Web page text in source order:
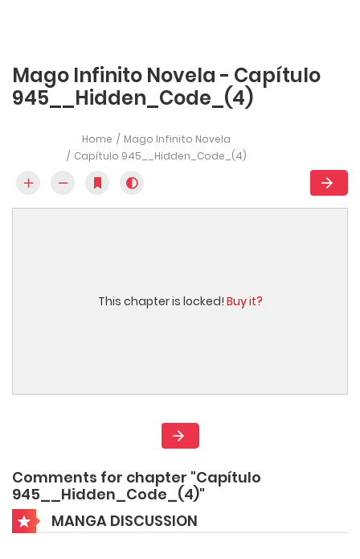
Mago Infinito Novela - Capítulo
945__Hidden_Code_(4)
Home
Mago Infinito Novela
Capítulo 945__Hidden_Code_(4)
This chapter is locked! Buy it?
Comments for chapter "Capítulo
945__Hidden_Code_(4)"
MANGA DISCUSSION